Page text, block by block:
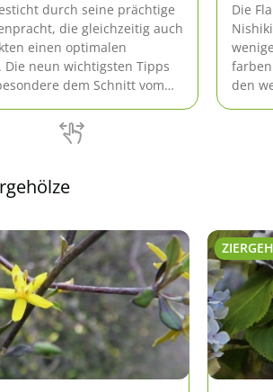
durch seine prächtige
die gleichzeitig auch
einen optimalen
Die neun wichtigsten Tipps
dem Schnitt vom
Die
den